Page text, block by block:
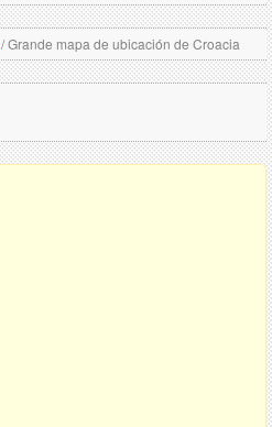
/Grande mapa de ubicación de Croacia